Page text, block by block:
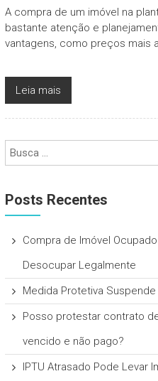
A compra de um imóvel na
bastante atenção e
vantagens, como preços mais
Leia mais
Posts Recentes
Compra de Imóvel
Desocupar Legalmente
Medida Protetiva
Posso protestar contrato
vencido e não pago?
IPTU Atrasado Pode Levar